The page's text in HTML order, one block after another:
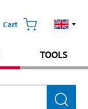
Cart
TOOLS